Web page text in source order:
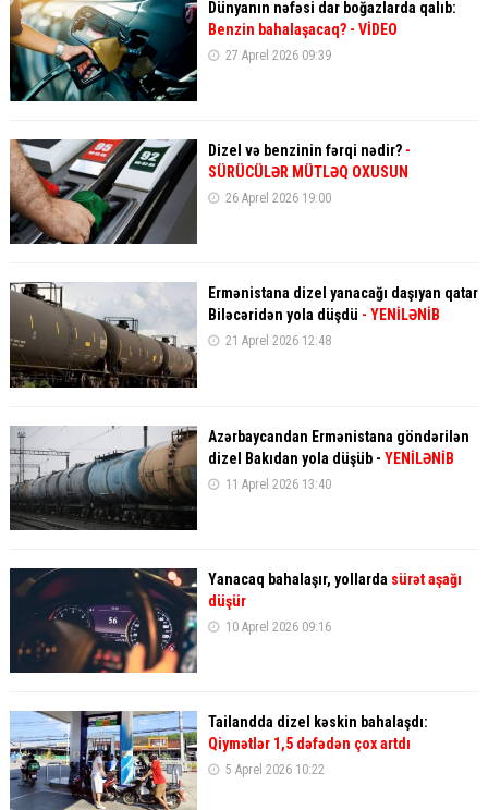
Dünyanın nəfəsi dar boğazlarda qalıb:
Benzin bahalaşacaq? - VİDEO
27 Aprel 2026 09:39
Dizel və benzinin fərqi nədir? -
SÜRÜCÜLƏR MÜTLƏQ OXUSUN
26 Aprel 2026 19:00
Ermənistana dizel yanacağı daşıyan qatar
Biləcəridən yola düşdü - YENİLƏNİB
21 Aprel 2026 12:48
Azərbaycandan Ermənistana göndərilən
dizel Bakıdan yola düşüb - YENİLƏNİB
11 Aprel 2026 13:40
Yanacaq bahalaşır, yollarda sürət aşağı
düşür
10 Aprel 2026 09:16
Tailandda dizel kəskin bahalaşdı:
Qiymətlər 1,5 dəfədən çox artdı
5 Aprel 2026 10:22